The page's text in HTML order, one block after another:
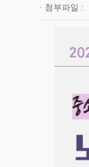
첨부파일